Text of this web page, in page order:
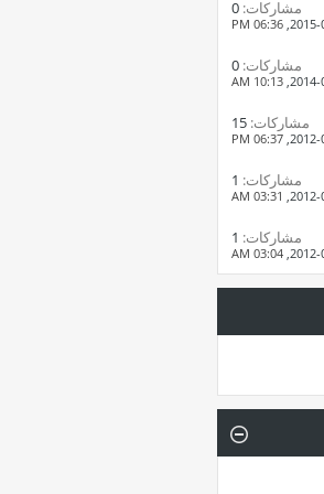
مشاركات:
06:36 PM
مشاركات:
10:13 AM
مشاركات:
06:37 PM
مشاركات:
03:31 AM
مشاركات:
03:04 AM